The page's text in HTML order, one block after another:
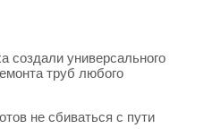
создали универсального
труб любого
не сбиваться с пути